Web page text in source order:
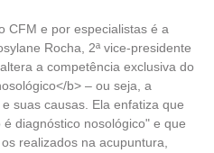
CFM e por especialistas é a
Rocha, 2ª vice-presidente
a competência exclusiva do
b> – ou seja, a
suas causas. Ela enfatiza que
diagnóstico nosológico" e que
realizados na acupuntura,